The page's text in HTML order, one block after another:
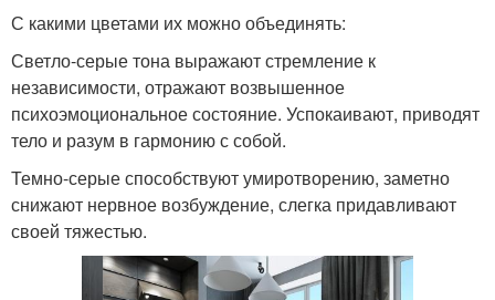
С какими цветами их можно объединять:
Светло-серые тона выражают стремление к
независимости, отражают возвышенное
психоэмоциональное состояние. Успокаивают, приводят
тело и разум в гармонию с собой.
Темно-серые способствуют умиротворению, заметно
снижают нервное возбуждение, слегка придавливают
своей тяжестью.